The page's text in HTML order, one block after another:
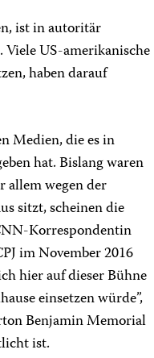
ist in autoritär
Viele US-amerikanische
haben darauf
Medien, die es in
hat. Bislang waren
allem wegen der
sitzt, scheinen die
Korrespondentin
im November 2016
hier auf dieser Bühne
einsetzen würde”,
Benjamin Memorial
ist.